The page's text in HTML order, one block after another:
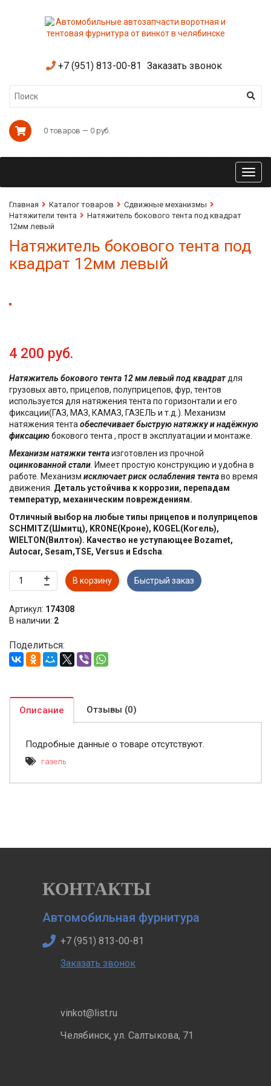
+7 (951) 813-00-81 Заказать звонок
0 товаров — 0 руб.
Главная Каталог товаров
Сдвижные механизмы
Натяжители тента
Натяжитель бокового тента под квадрат
12мм левый
Натяжитель бокового тента под
квадрат 12мм левый
4 200 руб.
Натяжитель бокового тента 12 мм левый под квадратдля
грузовых авто, прицепов, полуприцепов, фур, тентов
используется для натяжения тента по горизонтали и его
фиксации(ГАЗ, МАЗ, КАМАЗ, ГАЗЕЛЬ и т.д.). Механизм
натяжения тента обеспечивает быструю натяжку и надёжную
фиксациюбокового тента , прост в эксплуатации и монтаже.
Механизм натяжки тентаизготовлен из прочной
оцинкованной стали . Имеет простую конструкцию и удобна в
работе. Механизм исключает риск ослабления тентаво время
движения. Деталь устойчива к коррозии, перепадам
температур, механическим повреждениям.
Отличный выбор на любые типы прицепов и полуприцепов
SCHMITZ(Шмитц), KRONE(Кроне), KOGEL(Когель),
WIELTON(Вилтон). Качество не уступающее Bozamet,
Autocar, Sesam,TSE, Versus и Edscha
В корзину Быстрый заказ
Артикул: 174308
В наличии: 2
Поделиться:
Описание Отзывы (0)
Подробные данные о товаре отсутствуют.
газель
КОНТАКТЫ
Автомобильная фурнитура
+7 (951) 813-00-81
Заказать звонок
vinkot@list.ru
Челябинск, ул. Салтыкова, 71